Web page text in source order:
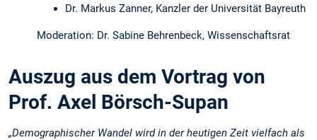
Dr. Markus Zanner, Kanzler der Universität Bayreuth
Moderation: Dr. Sabine Behrenbeck, Wissenschaftsrat
Auszug aus dem Vortrag von
Prof. Axel Börsch-Supan
„Demographischer Wandel wird in der heutigen Zeit vielfach als